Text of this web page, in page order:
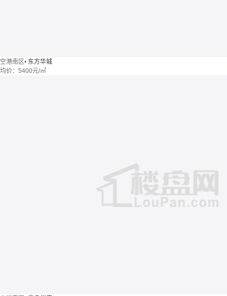
空港南区• 东方华城
均价： 5400元/㎡